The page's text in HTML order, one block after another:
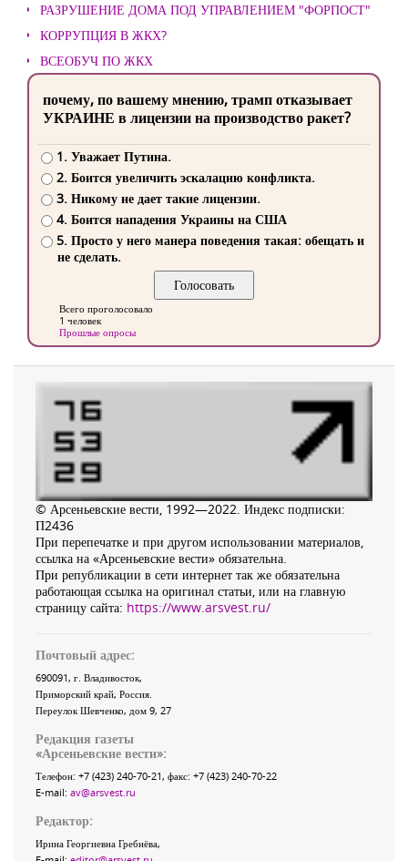
РАЗРУШЕНИЕ ДОМА ПОД УПРАВЛЕНИЕМ "ФОРПОСТ"
КОРРУПЦИЯ В ЖКХ?
ВСЕОБУЧ ПО ЖКХ
почему, по вашему мнению, трамп отказывает
УКРАИНЕ в лицензии на производство ракет?
1. Уважает Путина.
2. Боится увеличить эскалацию конфликта.
3. Никому не дает такие лицензии.
4. Боится нападения Украины на США
5. Просто у него манера поведения такая: обещать и
не сделать.
Всего проголосовало
1 человек
Прошлые опросы
© Арсеньевские вести, 1992—2022. Индекс подписки:
П2436
При перепечатке и при другом использовании материалов,
ссылка на «Арсеньевские вести» обязательна.
При републикации в сети интернет так же обязательна
работающая ссылка на оригинал статьи, или на главную
страницу сайта: https://www.arsvest.ru/
Почтовый адрес:
690091, г. Владивосток,
Приморский край, Россия
Переулок Шевченко, дом 9, 27
Редакция газеты
«Арсеньевские вести»:
Телефон: +7 (423) 240-70-21, факс: +7 (423) 240-70-22
E-mail: av@arsvest.ru
Редактор:
Ирина Георгиевна Гребнёва,